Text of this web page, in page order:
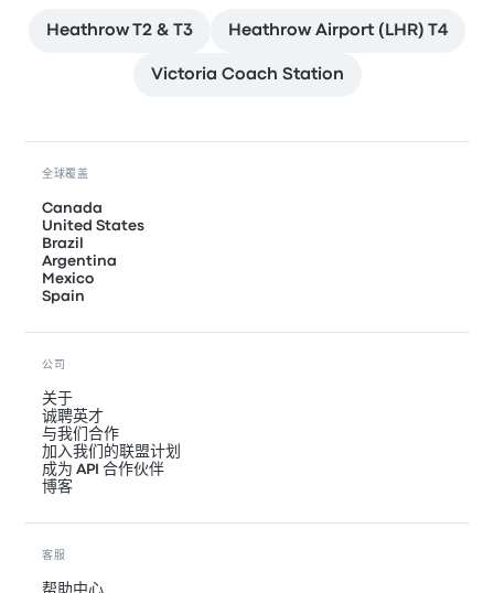
Heathrow T2 & T3 Heathrow Airport (LHR) T4
Victoria Coach Station
全球覆盖
Canada
United States
Brazil
Argentina
Mexico
Spain
公司
关于
诚聘英才
与我们合作
加入我们的联盟计划
成为 API 合作伙伴
博客
客服
帮助中心